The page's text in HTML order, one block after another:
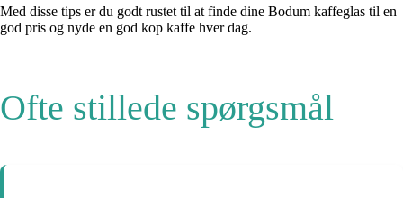
Med disse tips er du godt rustet til at finde dine Bodum kaffeglas til en
god pris og nyde en god kop kaffe hver dag.
Ofte stillede spørgsmål